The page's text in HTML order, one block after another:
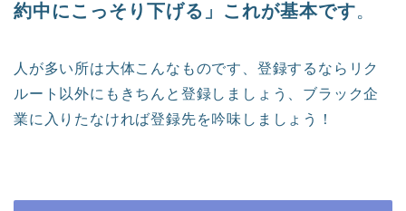
約中にこっそり下げる」これが基本です。
人が多い所は大体こんなものです、登録するならリク
ルート以外にもきちんと登録しましょう、ブラック企
業に入りたなければ登録先を吟味しましょう！